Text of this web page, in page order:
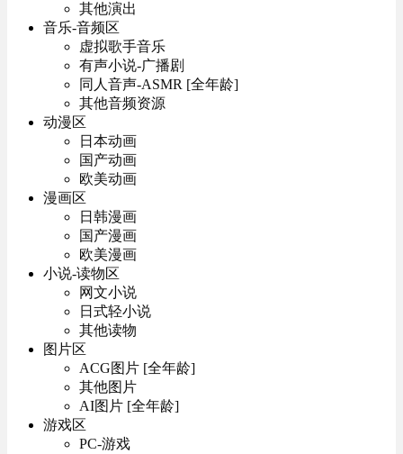
其他演出
音乐-音频区
虚拟歌手音乐
有声小说-广播剧
同人音声-ASMR [全年龄]
其他音频资源
动漫区
日本动画
国产动画
欧美动画
漫画区
日韩漫画
国产漫画
欧美漫画
小说-读物区
网文小说
日式轻小说
其他读物
图片区
ACG图片 [全年龄]
其他图片
AI图片 [全年龄]
游戏区
PC-游戏